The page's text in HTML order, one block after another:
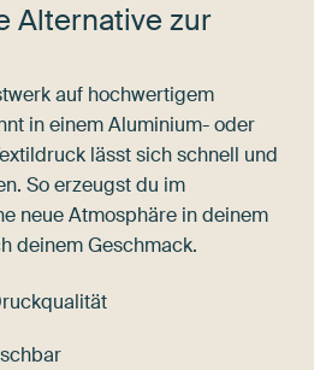
Alternative zur
auf hochwertigem
in einem Aluminium- oder
lässt sich schnell und
So erzeugst du im
neue Atmosphäre in deinem
deinem Geschmack.